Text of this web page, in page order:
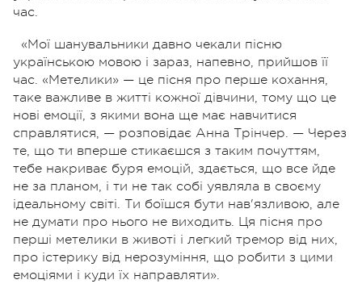
час.
«Мої шанувальники давно чекали пісню
українською мовою і зараз, напевно, прийшов її
час. «Метелики» — це пісня про перше кохання,
таке важливе в житті кожної дівчини, тому що це
нові емоції, з якими вона ще має навчитися
справлятися, — розповідає Анна Трінчер. — Через
те, що ти вперше стикаєшся з таким почуттям,
тебе накриває буря емоцій, здається, що все йде
не за планом, і ти не так собі уявляла в своєму
ідеальному світі. Ти боїшся бути нав'язливою, але
не думати про нього не виходить. Ця пісня про
перші метелики в животі і легкий тремор від них,
про істерику від нерозуміння, що робити з цими
емоціями і куди їх направляти».